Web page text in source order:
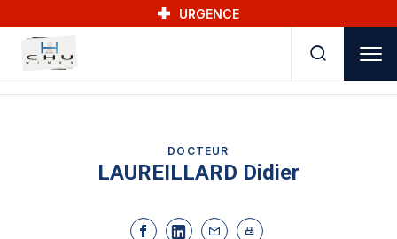
URGENCE
DOCTEUR
LAUREILLARD Didier